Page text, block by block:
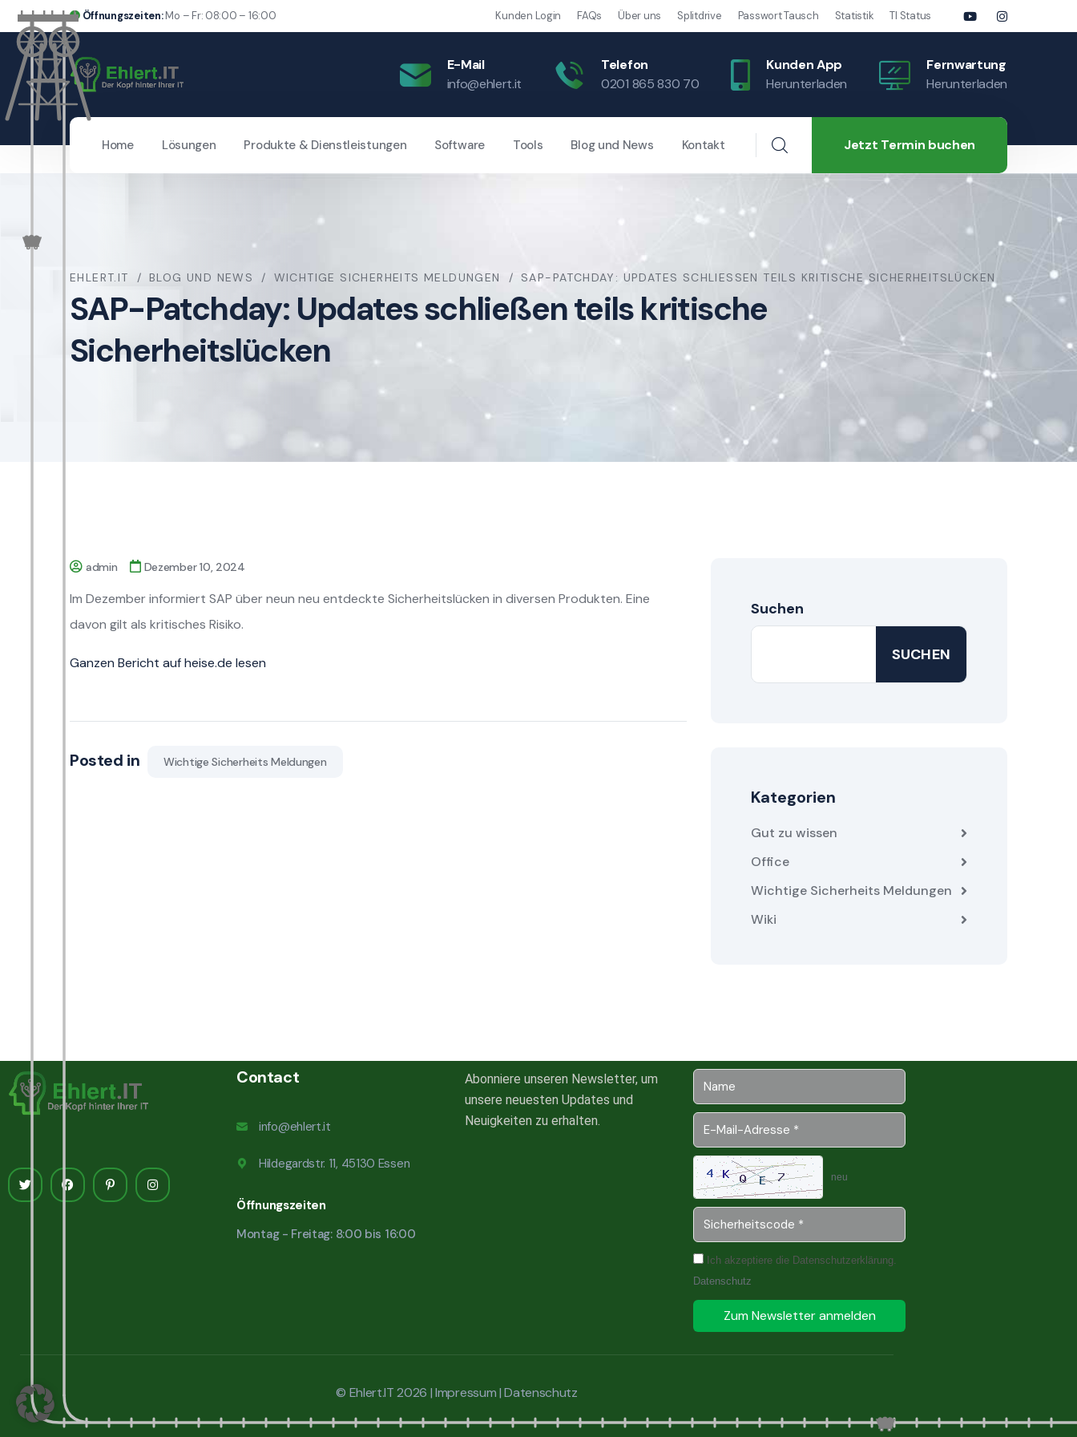
Öffnungszeiten:Mo – Fr: 08:00 – 16:00 Kunden Login FAQs Über uns Splitdrive Passwort Tausch Statistik TI Status
E-Mail
info@ehlert.it
Telefon
0201 865 830 70
Kunden App
Herunterladen
Fernwartung
Herunterladen
Home Lösungen Produkte & Dienstleistungen Software Tools Blog und News Kontakt Jetzt Termin buchen
EHLERT.IT BLOG UND NEWS WICHTIGE SICHERHEITS MELDUNGEN SAP-PATCHDAY: UPDATES SCHLIESSEN TEILS KRITISCHE SICHERHEITSLÜCKEN
SAP-Patchday: Updates schließen teils kritische
Sicherheitslücken
admin Dezember 10, 2024
Im Dezember informiert SAP über neun neu entdeckte Sicherheitslücken in diversen Produkten. Eine
davon gilt als kritisches Risiko.
Ganzen Bericht auf heise.de lesen
Posted in Wichtige Sicherheits Meldungen
Suchen
SUCHEN
Kategorien
Gut zu wissen
Office
Wichtige Sicherheits Meldungen
Wiki
Contact
info@ehlert.it
Hildegardstr. 11, 45130 Essen
Öffnungszeiten
Montag - Freitag: 8:00 bis 16:00
Abonniere unseren Newsletter, um
unsere neuesten Updates und
Neuigkeiten zu erhalten.
neu
Ich akzeptiere die Datenschutzerklärung.
Datenschutz
Zum Newsletter anmelden
© Ehlert.IT 2026 |Impressum|Datenschutz